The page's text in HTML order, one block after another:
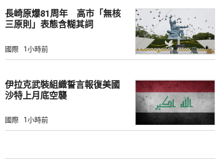
長崎原爆81周年 高市「無核
三原則」表態含糊其詞
國際 1小時前
伊拉克武裝組織誓言報復美國
沙特上月底空襲
國際 1小時前